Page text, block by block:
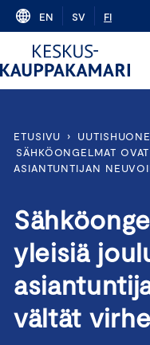
Skip
content
EN SV FI
ETUSIVU › UUTISHUONE
SÄHKÖONGELMAT
ASIANTUNTIJAN
yleisiä
vältät